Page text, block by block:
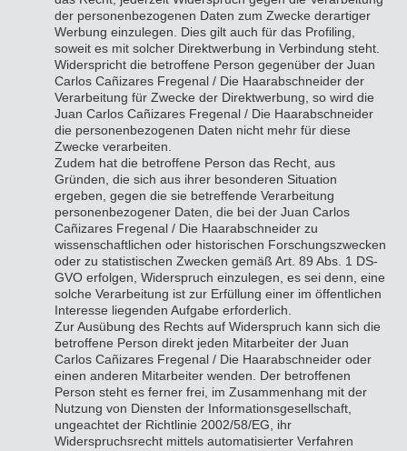
der personenbezogenen Daten zum Zwecke derartiger
Werbung einzulegen. Dies gilt auch für das Profiling,
soweit es mit solcher Direktwerbung in Verbindung steht.
Widerspricht die betroffene Person gegenüber der Juan
Carlos Cañizares Fregenal / Die Haarabschneider der
Verarbeitung für Zwecke der Direktwerbung, so wird die
Juan Carlos Cañizares Fregenal / Die Haarabschneider
die personenbezogenen Daten nicht mehr für diese
Zwecke verarbeiten.
Zudem hat die betroffene Person das Recht, aus
Gründen, die sich aus ihrer besonderen Situation
ergeben, gegen die sie betreffende Verarbeitung
personenbezogener Daten, die bei der Juan Carlos
Cañizares Fregenal / Die Haarabschneider zu
wissenschaftlichen oder historischen Forschungszwecken
oder zu statistischen Zwecken gemäß Art. 89 Abs. 1 DS-
GVO erfolgen, Widerspruch einzulegen, es sei denn, eine
solche Verarbeitung ist zur Erfüllung einer im öffentlichen
Interesse liegenden Aufgabe erforderlich.
Zur Ausübung des Rechts auf Widerspruch kann sich die
betroffene Person direkt jeden Mitarbeiter der Juan
Carlos Cañizares Fregenal / Die Haarabschneider oder
einen anderen Mitarbeiter wenden. Der betroffenen
Person steht es ferner frei, im Zusammenhang mit der
Nutzung von Diensten der Informationsgesellschaft,
ungeachtet der Richtlinie 2002/58/EG, ihr
Widerspruchsrecht mittels automatisierter Verfahren